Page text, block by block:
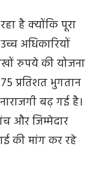
है क्योंकि पूरा
अधिकारियों
रुपये की योजना
प्रतिशत भुगतान
बढ़ गई है।
और जिम्मेदार
की मांग कर रहे